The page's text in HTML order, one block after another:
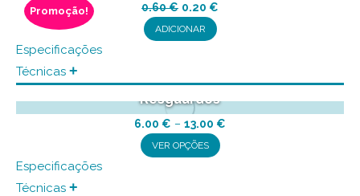
Promoção! 0.60€ O
preço
0.60 €.
0.20 €
0.20 €.
ADICIONAR
Especificações
Técnicas +
Resguardos
6.00 € – 13.00 €
VER OPÇÕES
This
Especificações
Técnicas +